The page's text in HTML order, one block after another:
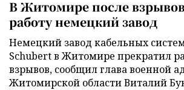
В Житомире после
работу немецкий завод
Немецкий завод кабельных
Schubert в Житомире прекратил
взрывов, сообщил глава военной
Житомирской области Виталий